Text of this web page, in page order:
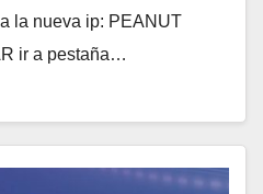
la nueva ip: PEANUT
ir a pestaña…